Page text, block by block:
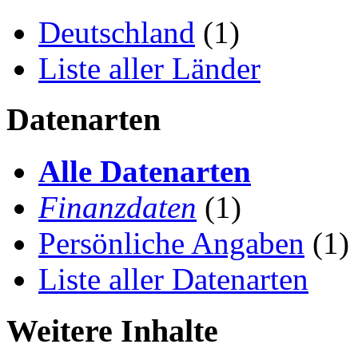
Deutschland (1)
Liste aller Länder
Datenarten
Alle Datenarten
Finanzdaten (1)
Persönliche Angaben (1)
Liste aller Datenarten
Weitere Inhalte